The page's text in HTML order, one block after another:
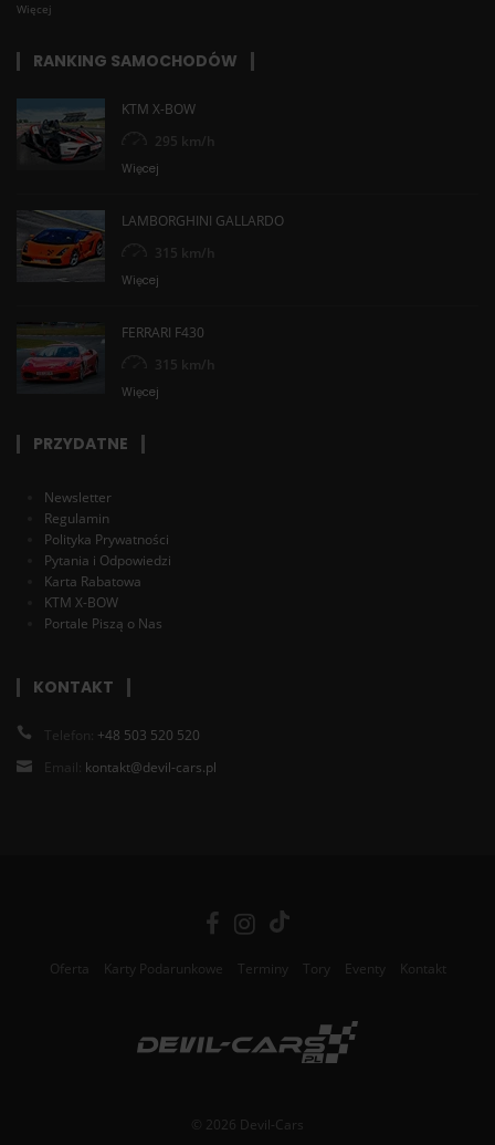
Więcej
RANKING SAMOCHODÓW
KTM X-BOW
295 km/h
Więcej
LAMBORGHINI GALLARDO
315 km/h
Więcej
FERRARI F430
315 km/h
Więcej
PRZYDATNE
Newsletter
Regulamin
Polityka Prywatności
Pytania i Odpowiedzi
Karta Rabatowa
KTM X-BOW
Portale Piszą o Nas
KONTAKT
Telefon: +48 503 520 520
Email: kontakt@devil-cars.pl
Oferta Karty Podarunkowe Terminy Tory Eventy Kontakt
© 2026 Devil-Cars